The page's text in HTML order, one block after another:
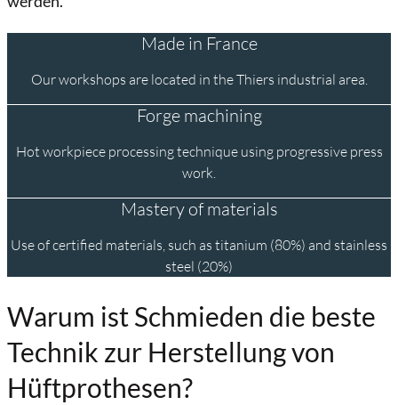
Made in France
Our workshops are located in the Thiers industrial area.
Forge machining
Hot workpiece processing technique using progressive press
work.
Mastery of materials
Use of certified materials, such as titanium (80%) and stainless
steel (20%)
Warum ist Schmieden die beste
Technik zur Herstellung von
Hüftprothesen?